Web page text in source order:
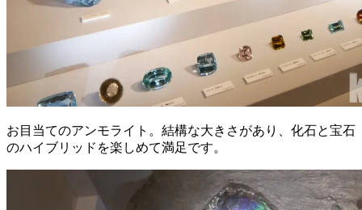
お目当てのアンモライト。結構な大きさがあり、化石と宝石
のハイブリッドを楽しめて満足です。